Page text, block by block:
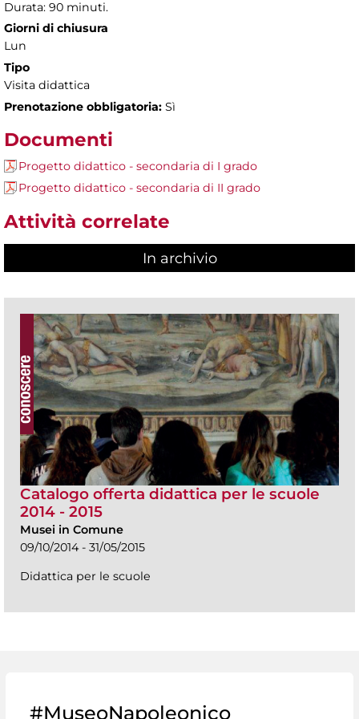
Durata: 90 minuti.
Giorni di chiusura
Lun
Tipo
Visita didattica
Prenotazione obbligatoria: Sì
Documenti
Progetto didattico - secondaria di I grado
Progetto didattico - secondaria di II grado
Attività correlate
In archivio
Catalogo offerta didattica per le scuole
2014 - 2015
Musei in Comune
09/10/2014 - 31/05/2015
Didattica per le scuole
#MuseoNapoleonico